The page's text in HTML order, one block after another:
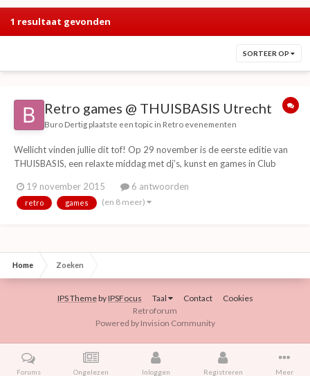
1 resultaat gevonden
SORTEER OP
Retro games @ THUISBASIS Utrecht
Buro Dertig plaatste een topic in Retro evenementen
Wellicht vinden jullie dit tof! Op 29 november is de eerste editie van
THUISBASIS, een relaxte middag met dj’s, kunst en games in Club
pokeren of toffe expo’s bekijken. Uiteraard is aan eten en drinken ook
gedacht. T42's Ar...
19 november 2015 6 antwoorden
retro games (en 8 meer)
Home Zoeken
IPS ThemebyIPSFocus Taal Contact
Cookies
Retroforum
Powered by Invision Community
Forums Ongelezen Inloggen Registreren Meer